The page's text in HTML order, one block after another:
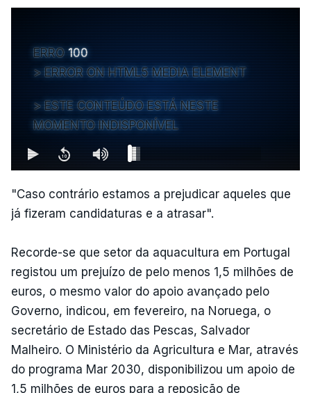
ERRO 100
ERROR ON HTML5 MEDIA ELEMENT
ESTE CONTEÚDO ESTÁ NESTE
MOMENTO INDISPONÍVEL
"Caso contrário estamos a prejudicar aqueles que
já fizeram candidaturas e a atrasar".
Recorde-se que setor da aquacultura em Portugal
registou um prejuízo de pelo menos 1,5 milhões de
euros, o mesmo valor do apoio avançado pelo
Governo, indicou, em fevereiro, na Noruega, o
secretário de Estado das Pescas, Salvador
Malheiro. O Ministério da Agricultura e Mar, através
do programa Mar 2030, disponibilizou um apoio de
1,5 milhões de euros para a reposição de